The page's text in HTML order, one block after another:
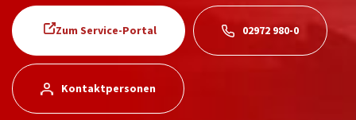
Zum Service-Portal 02972 980-0
Kontaktpersonen